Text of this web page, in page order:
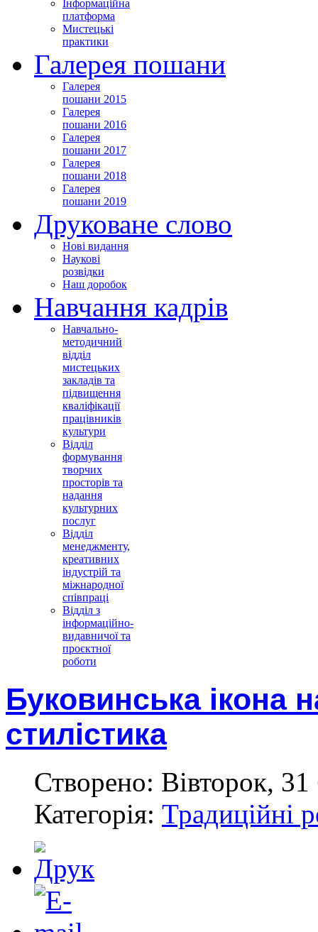
Інформаційна
платформа
Мистецькі
практики
Галерея пошани
Галерея
пошани 2015
Галерея
пошани 2016
Галерея
пошани 2017
Галерея
пошани 2018
Галерея
пошани 2019
Друковане слово
Нові видання
Наукові
розвідки
Наш доробок
Навчання кадрів
Навчально-
методичний
відділ
мистецьких
закладів та
підвищення
кваліфікації
працівників
культури
Відділ
формування
творчих
просторів та
надання
культурних
послуг
Відділ
менеджменту,
креативних
індустрій та
міжнародної
співпраці
Відділ з
інформаційно-
видавничої та
проєктної
роботи
Буковинська ікона
стилістика
Створено: Вівторок,
Категорія: Традиційні